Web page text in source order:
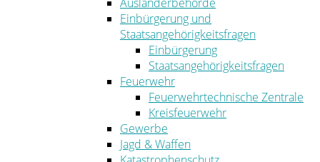
Einbürgerung und
Staatsangehörigkeitsfragen
Einbürgerung
Staatsangehörigkeitsfragen
Feuerwehr
Feuerwehrtechnische Zentrale
Kreisfeuerwehr
Gewerbe
Jagd & Waffen